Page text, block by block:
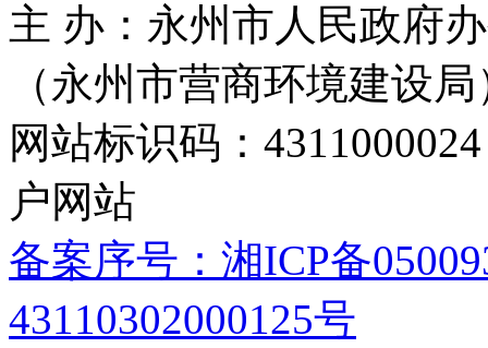
主 办：永州市人民政府
（永州市营商环境建设局
网站标识码：
户网站
备案序号：湘ICP备
43110302000125号